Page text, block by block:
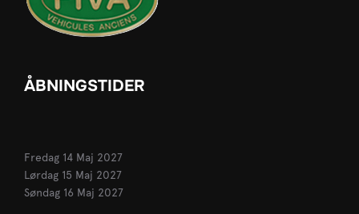
ÅBNINGSTIDER
Fredag 14 Maj 2027
Lørdag 15 Maj 2027
Søndag 16 Maj 2027